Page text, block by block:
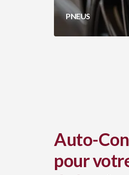
PNEUS
Auto-
pour